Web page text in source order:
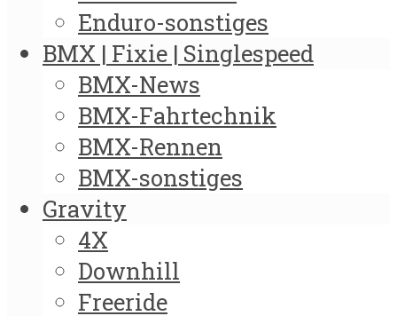
Enduro-sonstiges
BMX | Fixie | Singlespeed
BMX-News
BMX-Fahrtechnik
BMX-Rennen
BMX-sonstiges
Gravity
4X
Downhill
Freeride